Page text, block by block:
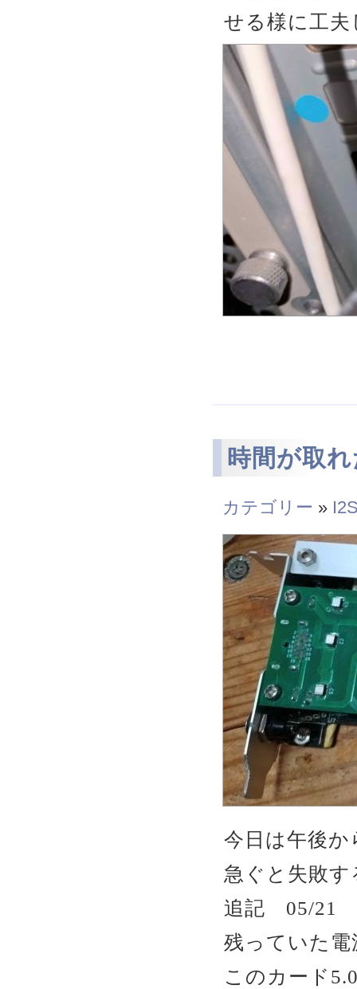
せる様に工
時間が取
カテゴリー »
今日は午後
急ぐと失敗す
追記 05/21
残っていた電
このカード